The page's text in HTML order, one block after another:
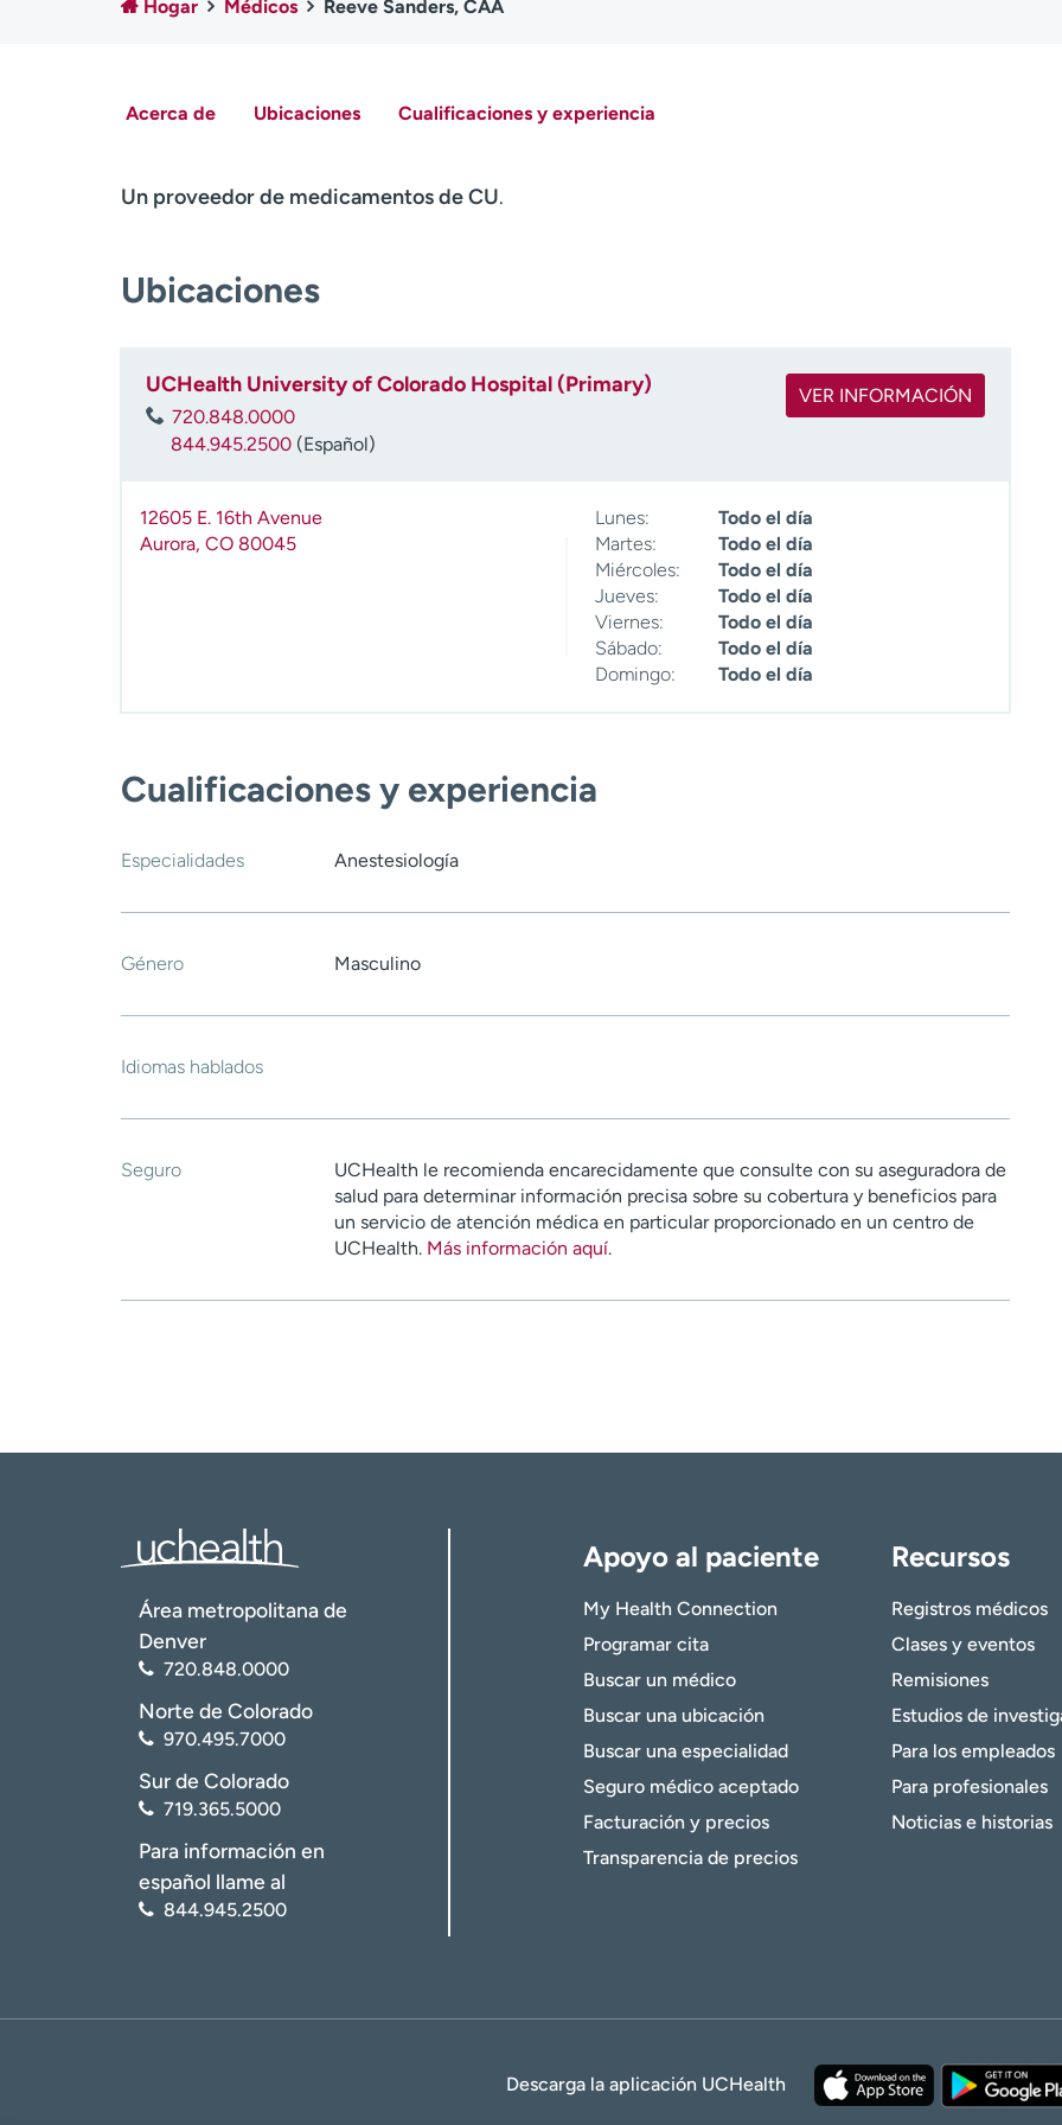
Hogar Médicos Reeve Sanders, CAA
Acerca de Ubicaciones Cualificaciones y experiencia
Un proveedor de medicamentos de CU.
Ubicaciones
UCHealth University of Colorado Hospital (Primary)
720.848.0000
844.945.2500 (Español)
VER INFORMACIÓN
12605 E. 16th Avenue
Aurora, CO 80045
Lunes:
Todo el día
Martes:
Todo el día
Miércoles:
Todo el día
Jueves:
Todo el día
Viernes:
Todo el día
Sábado:
Todo el día
Domingo:
Todo el día
Cualificaciones y experiencia
Especialidades Anestesiología
Género Masculino
Idiomas hablados
Seguro
UCHealth le recomienda encarecidamente que consulte con su aseguradora de
salud para determinar información precisa sobre su cobertura y beneficios para
un servicio de atención médica en particular proporcionado en un centro de
UCHealth. Más información aquí.
Área metropolitana de
Denver
720.848.0000
Norte de Colorado
970.495.7000
Sur de Colorado
719.365.5000
Para información en
español llame al
844.945.2500
Apoyo al paciente
My Health Connection
Programar cita
Buscar un médico
Buscar una ubicación
Buscar una especialidad
Seguro médico aceptado
Facturación y precios
Transparencia de precios
Recursos
Registros médicos
Clases y eventos
Remisiones
Estudios de
Para los empleados
Para profesionales
Noticias e historias
Descarga la aplicación UCHealth